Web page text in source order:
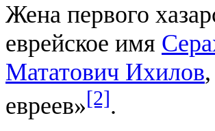
Жена первого
еврейское имя
Мататович Ихилов
евреев»[2].